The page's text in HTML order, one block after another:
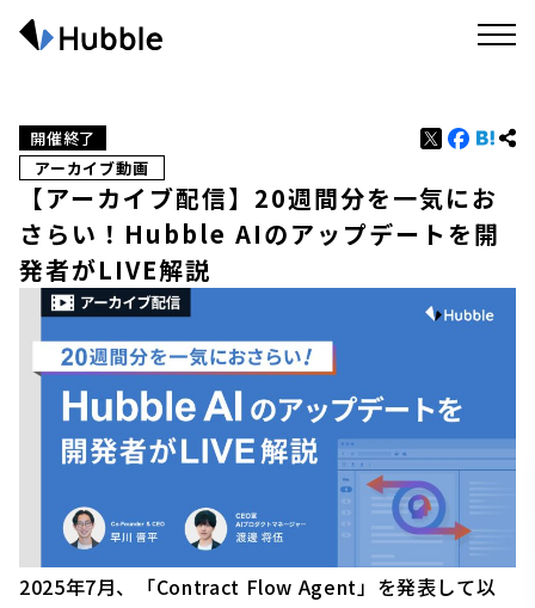
開催終了
アーカイブ動画
【アーカイブ配信】20週間分を一気にお
さらい！Hubble AIのアップデートを開
発者がLIVE解説
2025年7月、「Contract Flow Agent」を発表して以